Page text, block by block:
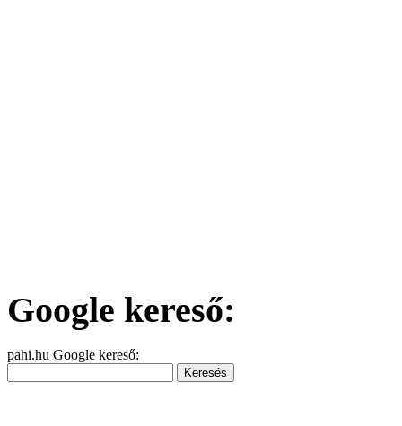
Google kereső:
pahi.hu Google kereső: